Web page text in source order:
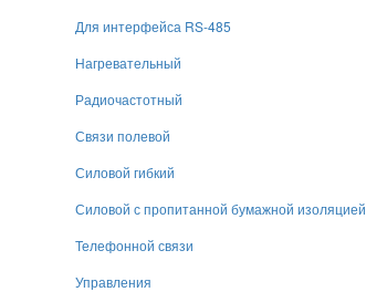
Для интерфейса RS-485
Нагревательный
Радиочастотный
Связи полевой
Силовой гибкий
Силовой с пропитанной бумажной изоляцией
Телефонной связи
Управления